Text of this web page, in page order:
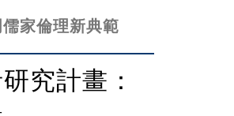
家倫理新典範
究計畫：